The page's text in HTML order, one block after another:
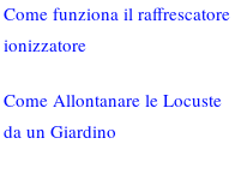
Come funziona il raffrescatore
ionizzatore
Come Allontanare le Locuste
da un Giardino